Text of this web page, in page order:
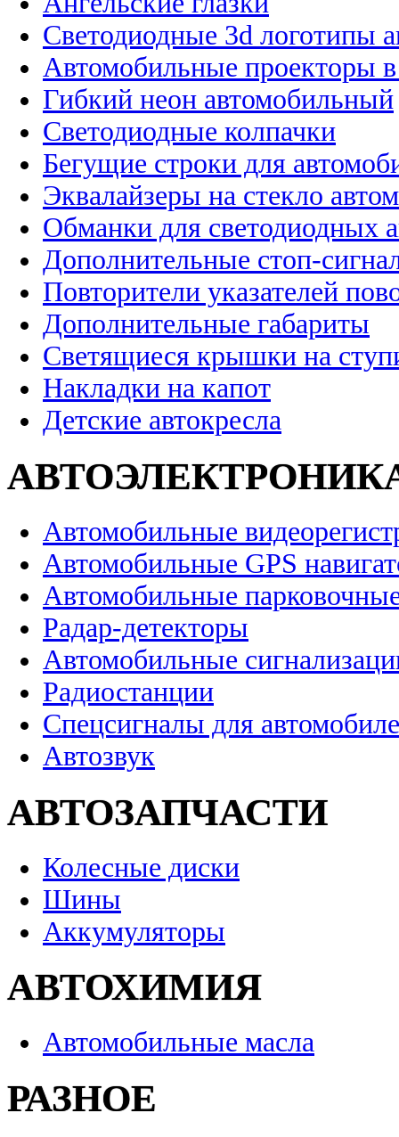
Светодиодные 3d логотипы
Автомобильные проекторы
Гибкий неон автомобильный
Светодиодные колпачки
Бегущие строки для
Эквалайзеры на стекло
Обманки для светодиодных
Дополнительные стоп-
Повторители указателей
Дополнительные габариты
Светящиеся крышки на
Накладки на капот
Детские автокресла
Автомобильные
Автомобильные GPS
Автомобильные
Радар-детекторы
Автомобильные
Радиостанции
Спецсигналы для
Автозвук
АВТОЗАПЧАСТИ
Колесные диски
Шины
Аккумуляторы
АВТОХИМИЯ
Автомобильные масла
РАЗНОЕ